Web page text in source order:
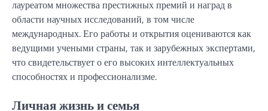
лауреатом множества престижных премий и наград в
области научных исследований, в том числе
международных. Его работы и открытия оцениваются как
ведущими учеными страны, так и зарубежных экспертами,
что свидетельствует о его высоких интеллектуальных
способностях и профессионализме.
Личная жизнь и семья